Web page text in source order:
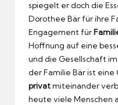
spiegelt er doch die
Dorothee Bär für ihre
Engagement für
Hoffnung auf eine
und die Gesellschaft
der Familie Bär ist eine
privatmiteinander
heute viele Menschen